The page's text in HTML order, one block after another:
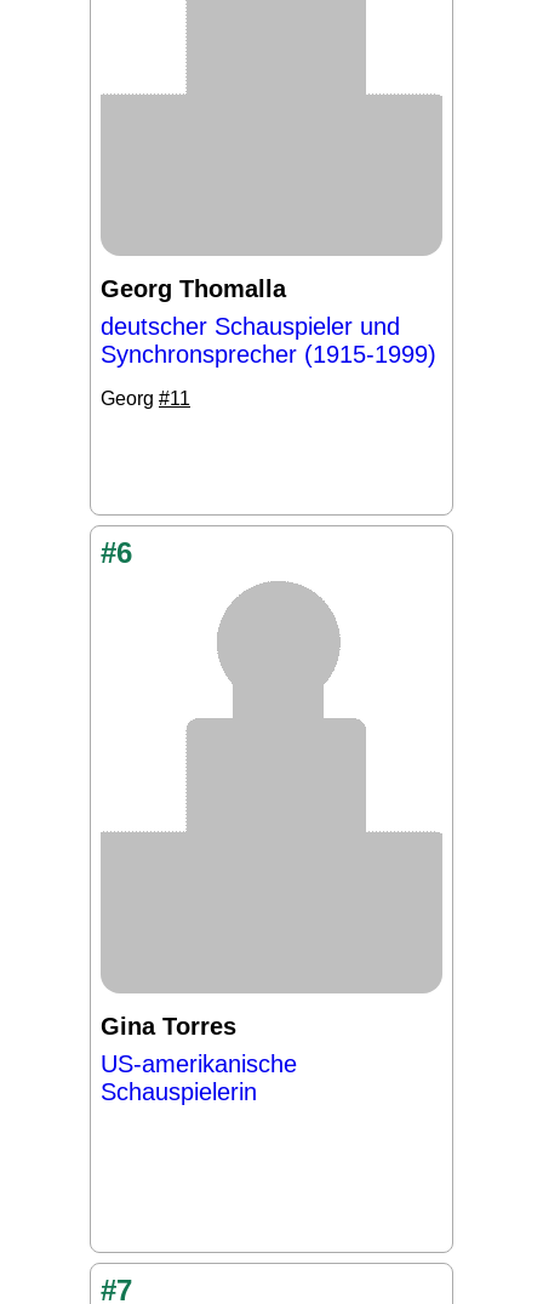
Georg Thomalla
deutscher Schauspieler und
Synchronsprecher (1915-1999)
Georg #11
#6
Gina Torres
US-amerikanische
Schauspielerin
#7